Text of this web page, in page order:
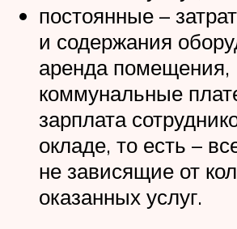
постоянные –
и содержания
аренда помещения,
коммунальные
зарплата
окладе, то есть –
не зависящие от
оказанных услуг.